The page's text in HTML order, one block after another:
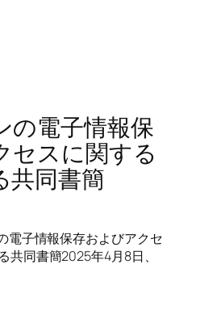
の電子情報保
セスに関する
共同書簡
電子情報保存およびアクセ
共同書簡2025年4月8日、